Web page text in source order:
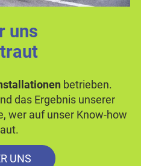
uns
betrieben.
das Ergebnis unserer
wer auf unser Know-how
UNS